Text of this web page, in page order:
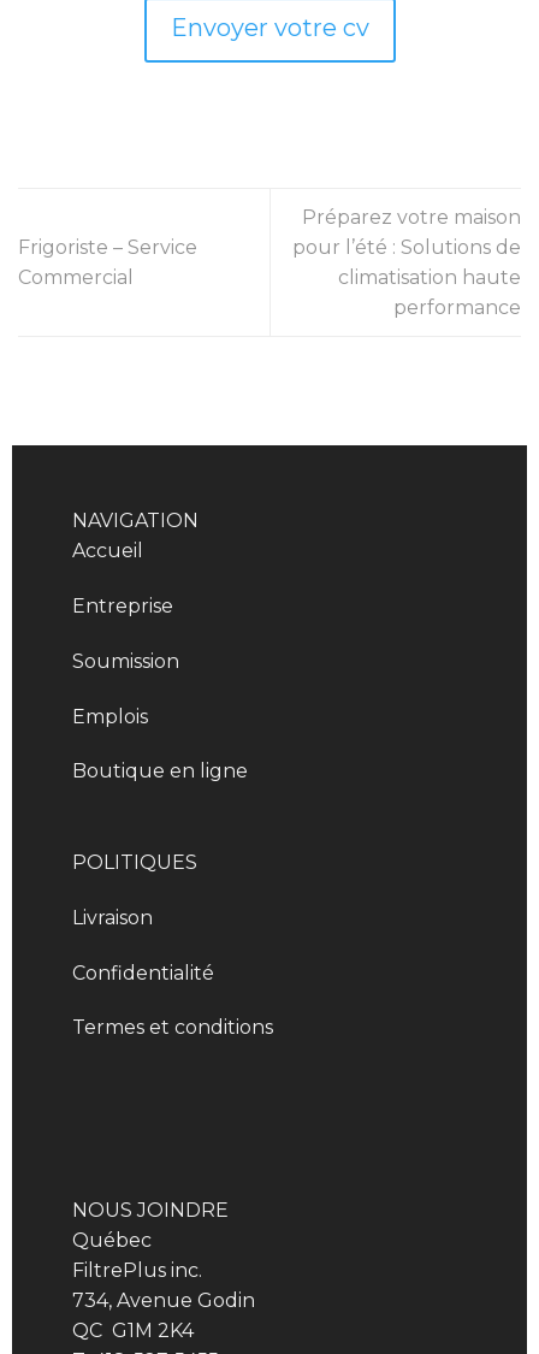
Envoyer votre cv
Frigoriste – Service
Commercial
Préparez votre maison
pour l’été : Solutions de
climatisation haute
performance
NAVIGATION
Accueil
Entreprise
Soumission
Emplois
Boutique en ligne
POLITIQUES
Livraison
Confidentialité
Termes et conditions
NOUS JOINDRE
Québec
FiltrePlus inc.
734, Avenue Godin
QC G1M 2K4